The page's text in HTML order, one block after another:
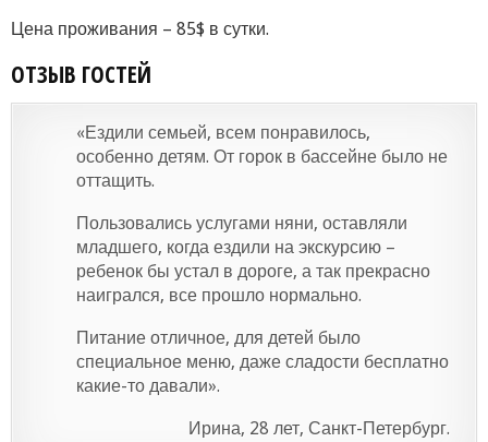
Цена проживания – 85$ в сутки.
ОТЗЫВ ГОСТЕЙ
«Ездили семьей, всем понравилось,
особенно детям. От горок в бассейне было не
оттащить.
Пользовались услугами няни, оставляли
младшего, когда ездили на экскурсию –
ребенок бы устал в дороге, а так прекрасно
наигрался, все прошло нормально.
Питание отличное, для детей было
специальное меню, даже сладости бесплатно
какие-то давали».
Ирина, 28 лет, Санкт-Петербург.